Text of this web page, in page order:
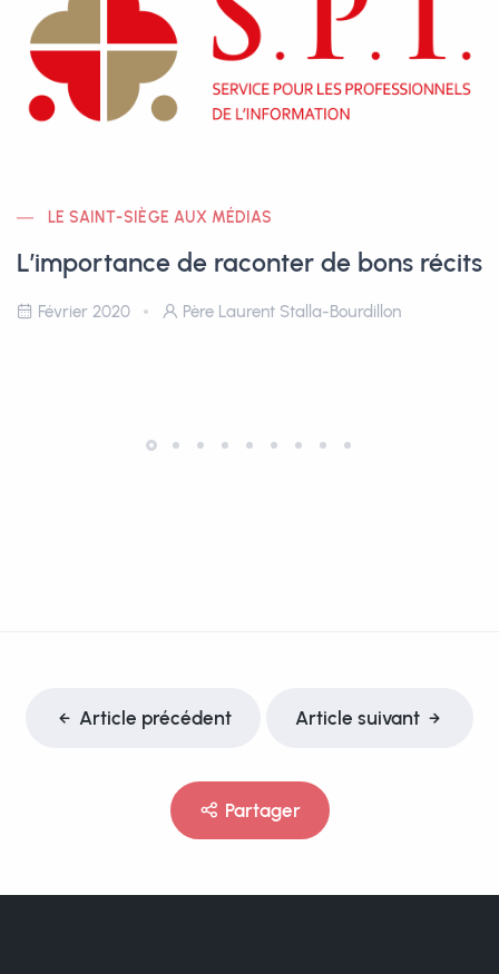
LE SAINT-SIÈGE AUX MÉDIAS
L’importance de raconter de bons récits
Février 2020 Père Laurent Stalla-Bourdillon
Article précédent Article suivant
Partager